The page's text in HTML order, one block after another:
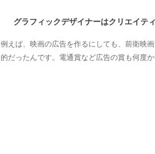
グラフィックデザイナーはクリエイテ
例えば、映画の広告を作るにしても、前衛映
的だったんです。電通賞など広告の賞も何度